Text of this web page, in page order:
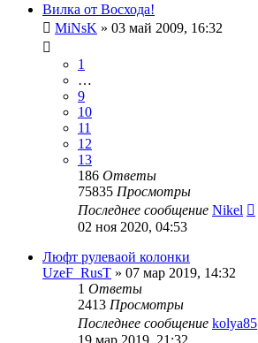
Вилка от Восхода!
MiNsK » 03 май 2009, 16:32
1
…
9
10
11
12
13
186 Ответы
75835 Просмотры
Последнее сообщение Nikel
02 ноя 2020, 04:53
Люфт рулеваой колонки
UzeF_RusT » 07 мар 2019, 14:32
1 Ответы
2413 Просмотры
Последнее сообщение kolya85
19 мар 2019, 21:32